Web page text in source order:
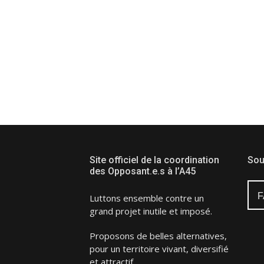
Site officiel de la coordination
des Opposant.e.s à l’A45
Luttons ensemble contre un
grand projet inutile et imposé.
Proposons de belles alternatives,
pour un territoire vivant, diversifié
et attractif.